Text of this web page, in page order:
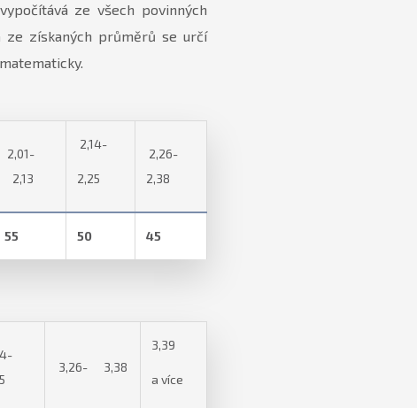
ze všech povinných
ze získaných průměrů se určí
2,01-
2,13
2,14-
2,25
2,26-
2,38
55 50 45
3,26- 3,38
3,39
a více